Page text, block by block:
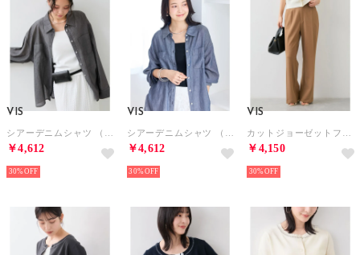
VIS
￥4,612
30%
VIS
￥4,612
30%
VIS
￥4,150
30%